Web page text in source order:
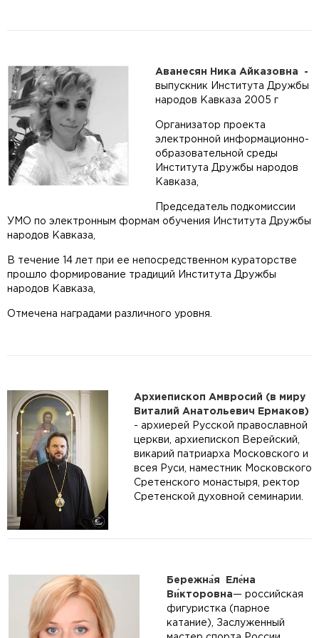
Аванесян Ника Айказовна -
выпускник Института Дружбы
народов Кавказа 2005 г
Организатор проекта
электронной информационно-
образовательной среды
Института Дружбы народов
Кавказа,
Председатель подкомиссии
УМО по электронным формам обучения Института Дружбы
народов Кавказа,
В течение 14 лет при ее непосредственном кураторстве
прошло формирование традиций Института Дружбы
народов Кавказа,
Отмечена наградами различного уровня.
Архиепископ Амвросий (в миру
Виталий Анатольевич Ермаков)
- архиерей Русской православной
церкви, архиепископ Верейский,
викарий патриарха Московского и
всея Руси, наместник Московского
Сретенского монастыря, ректор
Сретенской духовной семинарии.
Бережна́я
Еле́на
Ви́кторовна— российская
фигуристка (парное
катание), Заслуженный